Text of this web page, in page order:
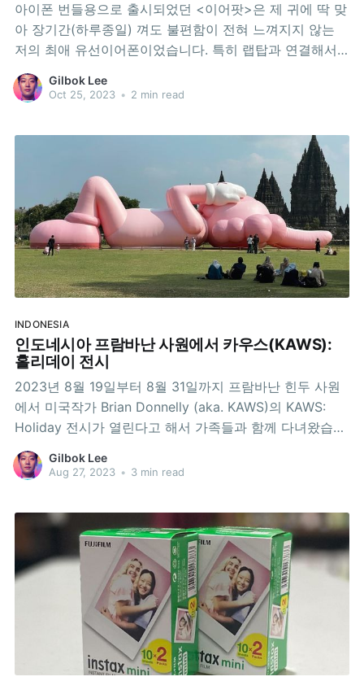
아이폰 번들용으로 출시되었던 <이어팟>은 제 귀에 딱 맞
아 장기간(하루종일) 껴도 불편함이 전혀 느껴지지 않는
저의 최애 유선이어폰이었습니다. 특히 랩탑과 연결해서
사용할 수 있는 3.5mm 단자가 있는 제품을 좋아 했는데
요. 2023년에 USB-C 단자 모델이 새로 출시되어 반갑게
수 없느냐? iBox
Gilbok Lee
Oct 25, 2023 • 2 min read
INDONESIA
인도네시아 프람바난 사원에서 카우스(KAWS):
홀리데이 전시
2023년 8월 19일부터 8월 31일까지 프람바난 힌두 사원
에서 미국작가 Brian Donnelly (aka. KAWS)의 KAWS:
Holiday 전시가 열린다고 해서 가족들과 함께 다녀왔습니
다. 2018년에는 한국 서울의 잠실 석촌호수에서 다른 작품
이 전시된 적이 있다고 합니다. 전시가 프람바난 사원 안에
들어가야 했는데요. 저희는 거주증(ITAS)가
Gilbok Lee
Aug 27, 2023 • 3 min read